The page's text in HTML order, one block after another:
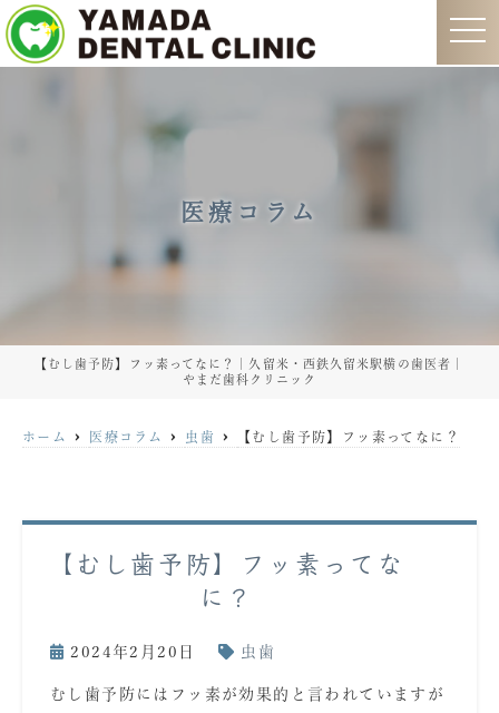
医療コラム
【むし歯予防】フッ素ってなに？｜久留米・西鉄久留米駅横の歯医者｜
やまだ歯科クリニック
t
o
ホーム 医療コラム 虫歯 【むし歯予防】フッ素ってなに？
【むし歯予防】フッ素ってな
に？
2024年2月20日 虫歯
むし歯予防にはフッ素が効果的と言われていますが